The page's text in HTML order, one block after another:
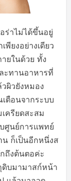
ร่าไม่ได้ขึ้นอยู่
ยงอย่างเดียว
ยในด้วย ทั้ง
ะทานอาหารที่
ผิวยังหมอง
ตือนจากระบบ
ครียดสะสม
ศูนย์การแพทย์
น ก็เป็นอีกหนึ่งส
ถึงต้นตอค่ะ
ดิบมามาสก์หน้า